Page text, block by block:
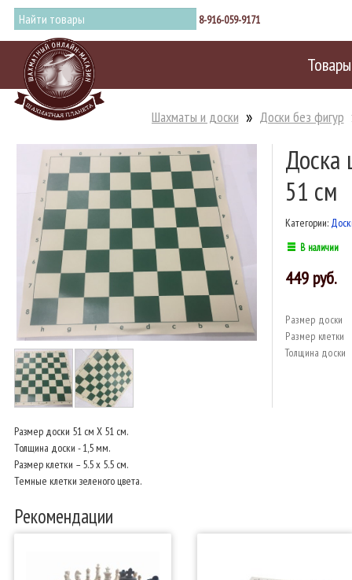
8-916-059-9171
Товары
Шахматы и доски Доски без фигур
Доска
51 см
Категории:
В наличии
449
Размер доски
Размер клетки
Толщина доски
Размер доски 51 см X 51 см.
Толщина доски - 1,5 мм.
Размер клетки – 5.5 х 5.5 см.
Темные клетки зеленого цвета.
Рекомендации